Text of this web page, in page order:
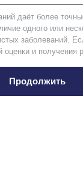
даёт более
одного или
заболеваний.
оценки и